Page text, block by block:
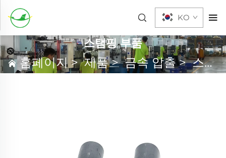
KO
스탬핑 부품
홈페이지>제품>금속 압출>스탬핑 부품